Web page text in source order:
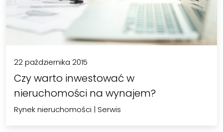
22 października 2015
Czy warto inwestować w
nieruchomości na wynajem?
Rynek nieruchomości | Serwis